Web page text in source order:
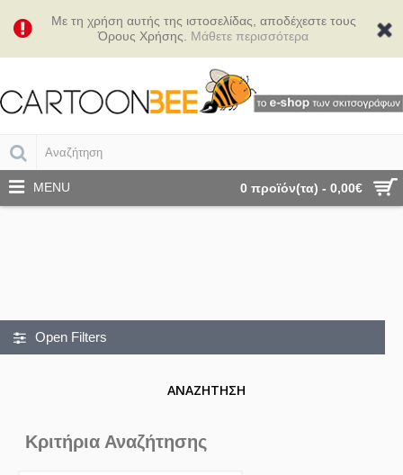
Με τη χρήση αυτής της ιστοσελίδας, αποδέχεστε τους
Όρους Χρήσης. Μάθετε περισσότερα
0 προϊόν(τα) - 0,00€
MENU
Open Filters
ΑΝΑΖΉΤΗΣΗ
Κριτήρια Αναζήτησης